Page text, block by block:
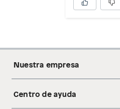
Nuestra empresa
Acerca de nosotros
Centro de ayuda